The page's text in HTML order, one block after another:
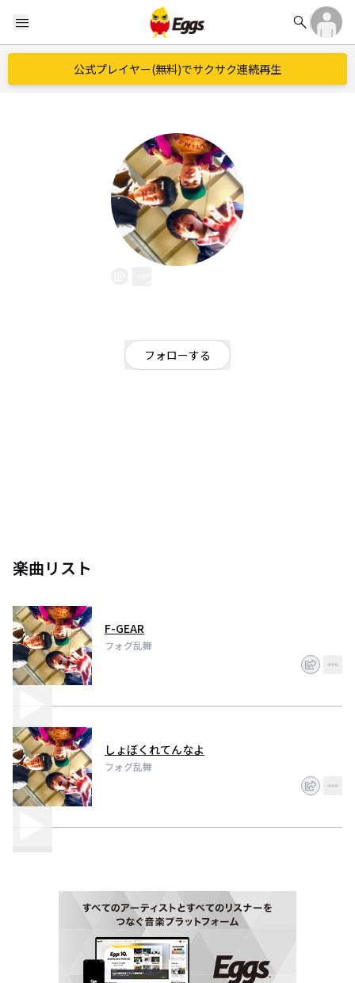
menu search
公式プレイヤー(無料)でサクサク連続再生
フォローする
楽曲リスト
F-GEAR
フォグ乱舞
しょぼくれてんなよ
フォグ乱舞